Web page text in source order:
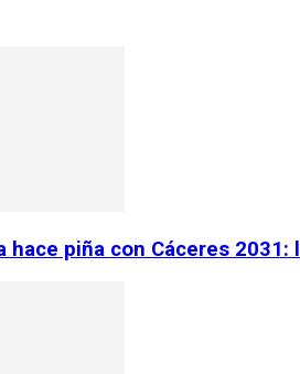
hace piña con Cáceres